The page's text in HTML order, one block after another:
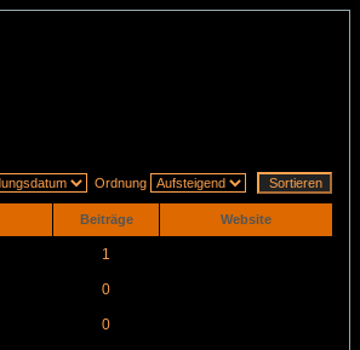
Ordnung
Beiträge Website
1
0
0